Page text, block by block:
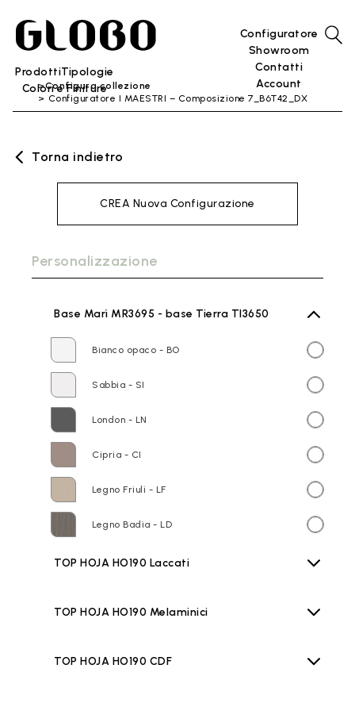
ProdottiTipologie
Colori e Finiture
Configuratore
Showroom
Contatti
Account
Configura collezione
Configuratore I MAESTRI – Composizione 7_B6T42_DX
Torna indietro
CREA Nuova Configurazione
Personalizzazione
Base Marì MR3695 - base Tierra TI3650
Bianco opaco - BO
Sabbia - SI
London - LN
Cipria - CI
Legno Friuli - LF
Legno Badia - LD
TOP HOJA HO190 Laccati
TOP HOJA HO190 Melaminici
TOP HOJA HO190 CDF